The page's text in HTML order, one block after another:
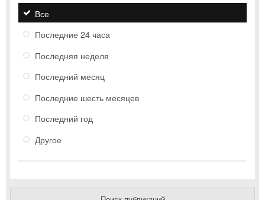
Все
Последние 24 часа
Последняя неделя
Последний месяц
Последние шесть месяцев
Последний год
Другое